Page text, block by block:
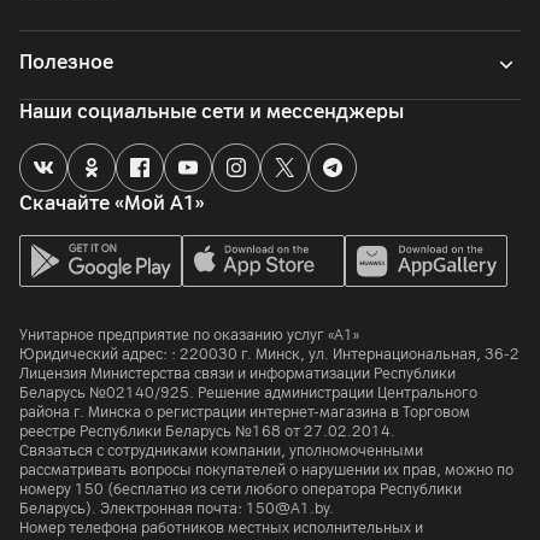
Функции
Веб-браузер
да
Корпус
Крепление VESA
300 x 200 мм
Толщина панели
27.2 мм
Ширина
1222 мм
Полезное
Скачайте «Мой А1»
Наши социальные сети и мессенджеры
Унитарное предприятие по оказанию услуг «А1»
Юридический адрес: : 220030 г. Минск, ул. Интернациональная, 36-2
Лицензия Министерства связи и информатизации Республики
Беларусь №02140/925. Решение администрации Центрального
района г. Минска о регистрации интернет-магазина в Торговом
реестре Республики Беларусь №168 от 27.02.2014.
Связаться с сотрудниками компании, уполномоченными
рассматривать вопросы покупателей о нарушении их прав, можно по
номеру 150 (бесплатно из сети любого оператора Республики
Беларусь). Электронная почта: 150@A1.by.
Номер телефона работников местных исполнительных и